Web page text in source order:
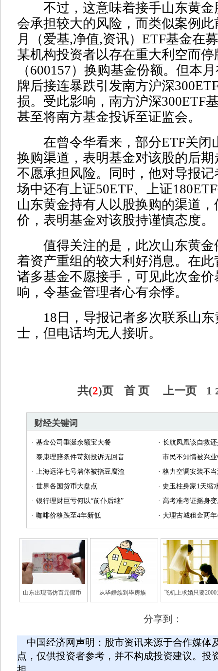
不过，这意味着接手山东黄金
会承担较大的风险，而类似案例
月（爱基,净值,资讯）ETF基金在
某机构投资者以存在重大利空而
（600157）换购基金份额。但本
牌后接连暴跌引发南方沪深
损。受此影响，南方沪深300ETF
甚至将南方基金投诉至证监会。
在曾令华看来，部分ETF关闭
换购渠道，表明基金对该股的后
不愿承担风险。同时，他对导报
场中还有上证50ETF、上证
山东黄金持有人以股换购的渠道
价，表明基金对该股持谨慎态度。
值得关注的是，此次山东黄金
着资产重组的较大利好消息。在
诸多基金不愿接手，可见此次金
响，令基金管理者心有余悸。
18日，导报记者多次联系山东
士，但电话均无人接听。
共(2)页 首 页 上一页 1
财经关键词
· 基金公司垂涎余额宝大餐 · 长航凤凰该自救
· 泰康理赔条件苛刻投诉无回音 · 市民不知情被兴
· 上海远洋七号墙体被指豆腐渣 · 格力空调安装不
· 世界各国货币大盘点 · 史玉柱身家1天缩
· 银行理财巨亏何以“前仆后继” · 高考准考证摇身
· 咖啡价格跌至4年新低 · 大理古城租金两
山东出现高仿百元假币 从毕婚族到毕房族 飞机上求婚只要2000
分享到：
中国经济网声明：股市资讯来源于合作媒体
点，仅供投资者参考，并不构成投资建议。投